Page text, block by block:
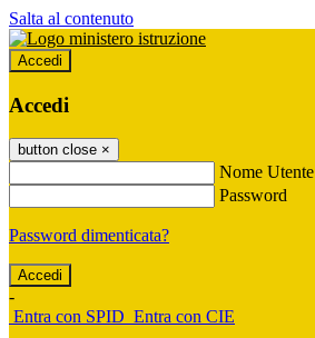
Salta al contenuto
Accedi
Accedi
button close ×
Nome Utente
Password
Password dimenticata?
-
Entra con SPID Entra con CIE